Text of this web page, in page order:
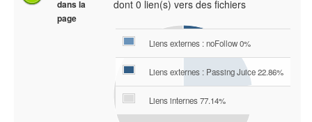
dans la
page
dont 0 lien(s) vers des fichiers
Liens externes : noFollow 0%
Liens externes : Passing Juice 22.86%
Liens internes 77.14%